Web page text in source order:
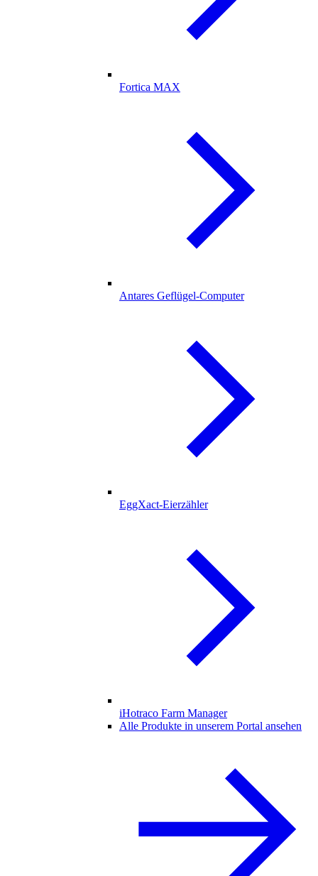
Fortica MAX
Antares Geflügel-Computer
EggXact-Eierzähler
iHotraco Farm Manager
Alle Produkte in unserem Portal ansehen